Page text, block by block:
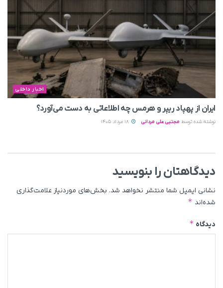
اخبار داخلی
ایران از پهپاد ریپر و هرمس چه اطلاعاتی به دست می‌آورد؟
نوشته شده توسط مجتبی علی مردانی
دیدگاهتان را بنویسید
نشانی ایمیل شما منتشر نخواهد شد. بخش‌های موردنیاز علامت‌گذاری
شده‌اند *
دیدگاه *